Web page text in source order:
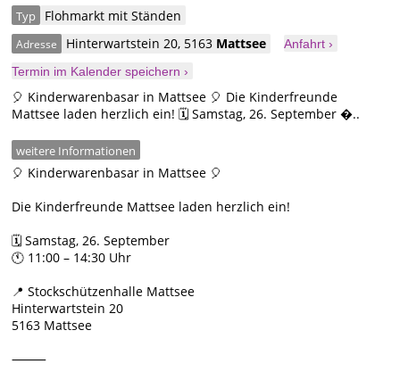
Typ Flohmarkt mit Ständen
Adresse Hinterwartstein 20, 5163 Mattsee
Anfahrt ›
Termin im Kalender speichern ›
🎈 Kinderwarenbasar in Mattsee 🎈 Die Kinderfreunde
Mattsee laden herzlich ein! 🗓 Samstag, 26. September �..
weitere Informationen
🎈 Kinderwarenbasar in Mattsee 🎈
Die Kinderfreunde Mattsee laden herzlich ein!
🗓 Samstag, 26. September
🕚 11:00 – 14:30 Uhr
📍 Stockschützenhalle Mattsee
Hinterwartstein 20
5163 Mattsee
⸻